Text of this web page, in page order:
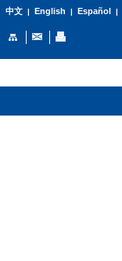
中文| English | Español |